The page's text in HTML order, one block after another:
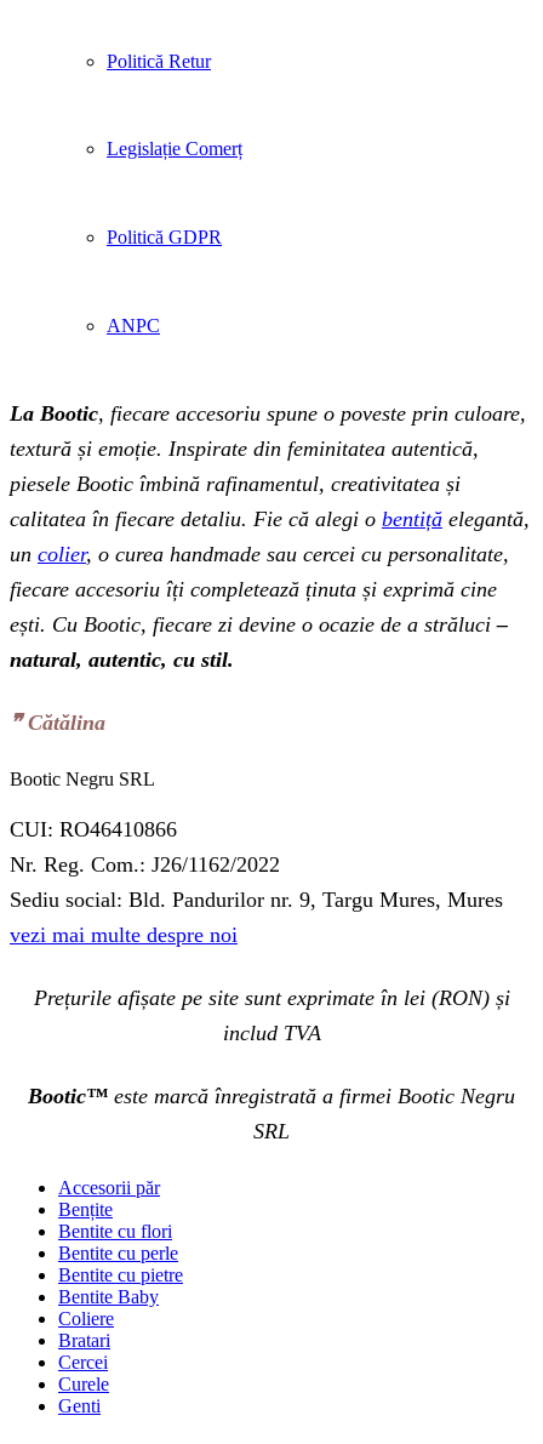
Politică Retur
Legislație Comerț
Politică GDPR
ANPC
La Bootic, fiecare accesoriu spune o poveste prin culoare,
textură și emoție. Inspirate din feminitatea autentică,
piesele Bootic îmbină rafinamentul, creativitatea și
calitatea în fiecare detaliu. Fie că alegi o bentiță elegantă,
un colier, o curea handmade sau cercei cu personalitate,
fiecare accesoriu îți completează ținuta și exprimă cine
ești. Cu Bootic, fiecare zi devine o ocazie de a străluci –
natural, autentic, cu stil.
❞‬ Cătălina
Bootic Negru SRL
CUI: RO46410866
Nr. Reg. Com.: J26/1162/2022
Sediu social: Bld. Pandurilor nr. 9, Targu Mures, Mures
vezi mai multe despre noi
Prețurile afișate pe site sunt exprimate în lei (RON) și
includ TVA
Bootic™ este marcă înregistrată a firmei Bootic Negru
SRL
Accesorii păr
Bențite
Bentite cu flori
Bentite cu perle
Bentite cu pietre
Bentite Baby
Coliere
Bratari
Cercei
Curele
Genti